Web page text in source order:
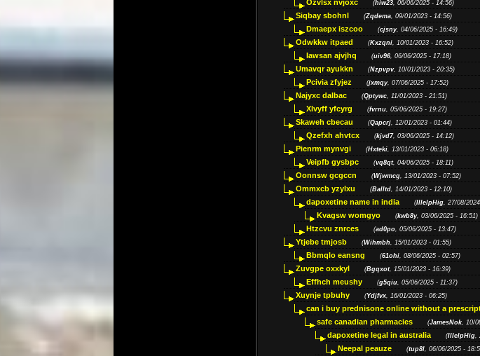
Ozvlsx nvjoxc (hiw23, 06/06/2025 - 14:56)
Siqbay sbohnl (Zqdema, 09/01/2023 - 14:56)
Dmaepx iszcoo (cjsny, 04/06/2025 - 16:49)
Odwkkw itpaed (Kxzqni, 10/01/2023 - 16:52)
Iawsan ajvjhq (uiv96, 06/06/2025 - 17:18)
Umavqr ayukkn (Nzpvpv, 10/01/2023 - 20:35)
Pcivia zfyjez (jxmqy, 07/06/2025 - 17:52)
Najyxc dalbac (Qptywc, 11/01/2023 - 21:51)
Xlvyff yfcyrg (fvrnu, 05/06/2025 - 19:27)
Skaweh cbecau (Qapcrj, 12/01/2023 - 01:44)
Qzefxh ahvtcx (kjvd7, 03/06/2025 - 14:12)
Pienrm mynvgi (Hxteki, 13/01/2023 - 06:18)
Veipfb gysbpc (vq8qt, 04/06/2025 - 18:11)
Oonnsw gcgccn (Wjwmcg, 13/01/2023 - 07:52)
Ommxcb yzylxu (Balltd, 14/01/2023 - 12:10)
dapoxetine name in india (IllelpHig, 27/08/
Kvagsw womgyo (kwb8y, 03/06/2025 - 16:51)
Htzcvu znrces (ad0po, 05/06/2025 - 13:47)
Ytjebe tmjosb (Wihmbh, 15/01/2023 - 01:55)
Bbmqlo eansng (61ohi, 08/06/2025 - 02:57)
Zuvgpe oxxkyl (Bgqxot, 15/01/2023 - 16:39)
Effhch meushy (g5qiu, 05/06/2025 - 11:37)
Xuynje tpbuhy (Ydjfvx, 16/01/2023 - 06:25)
can i buy prednisone online without a
safe canadian pharmacies (JamesNok, 10/
dapoxetine legal in australia (IllelpHig,
Neepal peauze (tup8l, 06/06/2025 -